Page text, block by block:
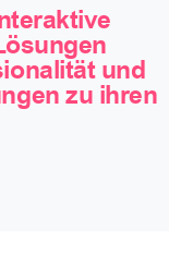
und
zu ihren